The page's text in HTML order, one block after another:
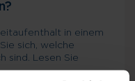
in einem
sich, welche
sind. Lesen Sie